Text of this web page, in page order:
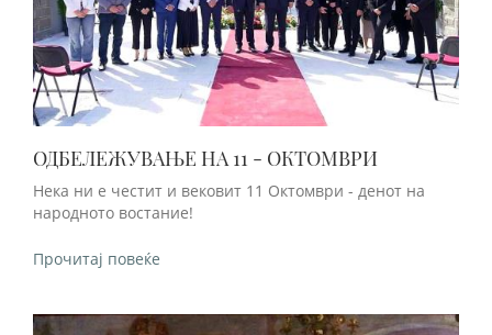
ОДБЕЛЕЖУВАЊЕ НА 11 - ОКТОМВРИ
Нека ни е честит и вековит 11 Октомври - денот на
народното востание!
Прочитај повеќе